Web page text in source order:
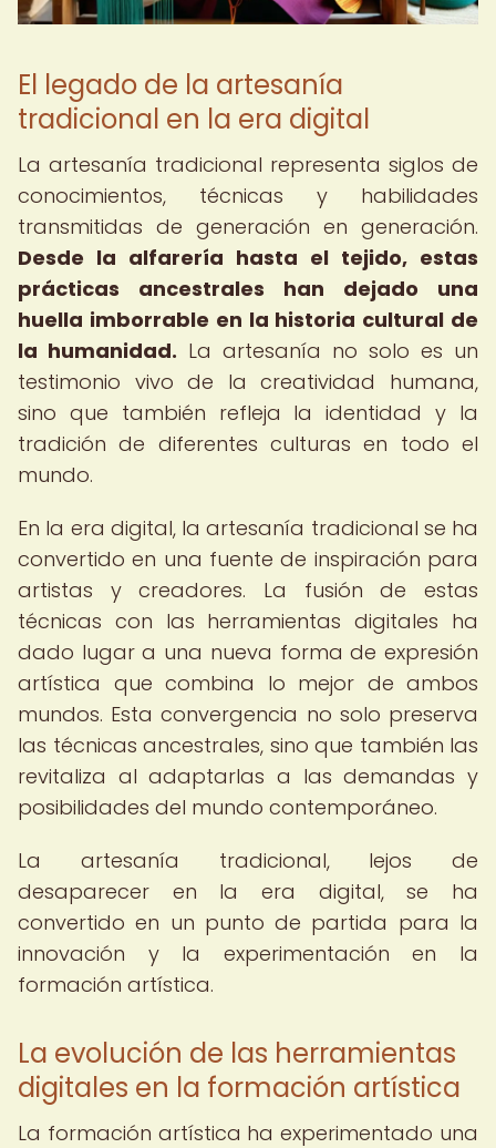
El legado de la artesanía
tradicional en la era digital
La artesanía tradicional representa siglos de
conocimientos, técnicas y habilidades
transmitidas de generación en generación.
Desde la alfarería hasta el tejido, estas
prácticas ancestrales han dejado una
huella imborrable en la historia cultural de
la humanidad. La artesanía no solo es un
testimonio vivo de la creatividad humana,
sino que también refleja la identidad y la
tradición de diferentes culturas en todo el
mundo.
En la era digital, la artesanía tradicional se ha
convertido en una fuente de inspiración para
artistas y creadores. La fusión de estas
técnicas con las herramientas digitales ha
dado lugar a una nueva forma de expresión
artística que combina lo mejor de ambos
mundos. Esta convergencia no solo preserva
las técnicas ancestrales, sino que también las
revitaliza al adaptarlas a las demandas y
posibilidades del mundo contemporáneo.
La artesanía tradicional, lejos de
desaparecer en la era digital, se ha
convertido en un punto de partida para la
innovación y la experimentación en la
formación artística.
La evolución de las herramientas
digitales en la formación artística
La formación artística ha experimentado una